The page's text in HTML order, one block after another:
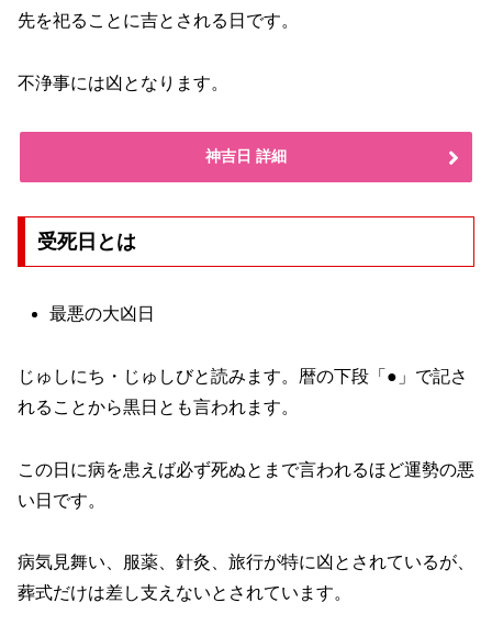
先を祀ることに吉とされる日です。
不浄事には凶となります。
神吉日 詳細
受死日とは
最悪の大凶日
じゅしにち・じゅしびと読みます。暦の下段「●」で記さ
れることから黒日とも言われます。
この日に病を患えば必ず死ぬとまで言われるほど運勢の悪
い日です。
病気見舞い、服薬、針灸、旅行が特に凶とされているが、
葬式だけは差し支えないとされています。